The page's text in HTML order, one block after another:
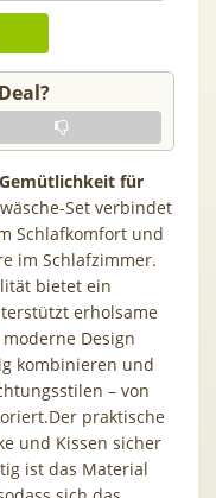
für
Set verbindet
Schlafkomfort und
im Schlafzimmer.
bietet ein
erholsame
Design
kombinieren und
– von
praktische
und Kissen sicher
ist das Material